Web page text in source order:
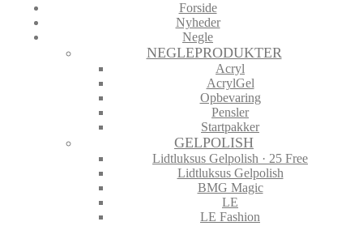
Forside
Nyheder
Negle
NEGLEPRODUKTER
Acryl
AcrylGel
Opbevaring
Pensler
Startpakker
GELPOLISH
Lidtluksus Gelpolish · 25 Free
Lidtluksus Gelpolish
BMG Magic
LE
LE Fashion